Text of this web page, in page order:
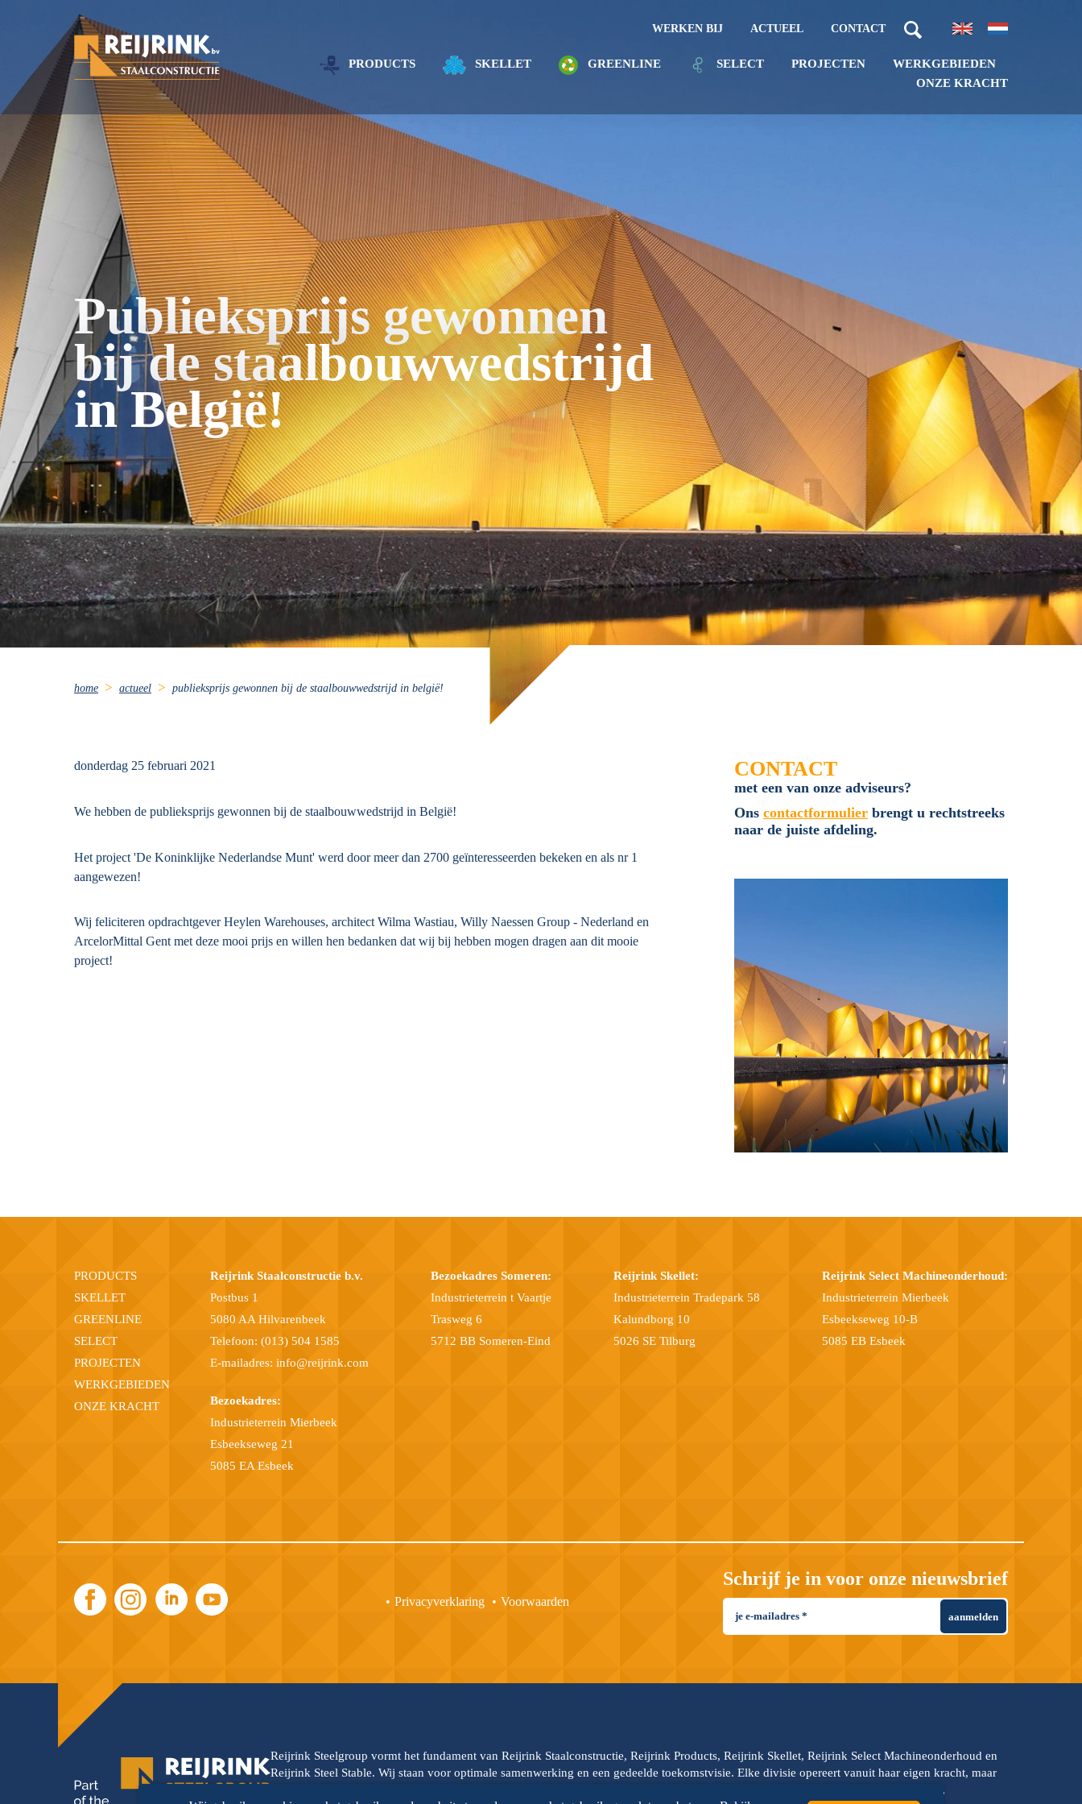
WERKEN BIJ ACTUEEL CONTACT
PRODUCTS SKELLET GREENLINE SELECT PROJECTEN
WERKGEBIEDEN
ONZE KRACHT
Publieksprijs gewonnen
bij de staalbouwwedstrijd
in België!
home actueel publieksprijs gewonnen bij de staalbouwwedstrijd in belgië!
donderdag 25 februari 2021
We hebben de publieksprijs gewonnen bij de staalbouwwedstrijd in België!
Het project 'De Koninklijke Nederlandse Munt' werd door meer dan 2700 geïnteresseerden bekeken en als nr 1
aangewezen!
Wij feliciteren opdrachtgever Heylen Warehouses, architect Wilma Wastiau, Willy Naessen Group - Nederland en
ArcelorMittal Gent met deze mooi prijs en willen hen bedanken dat wij bij hebben mogen dragen aan dit mooie
project!
CONTACT
met een van onze adviseurs?
Ons contactformulier brengt u rechtstreeks
naar de juiste afdeling.
PRODUCTS
SKELLET
GREENLINE
SELECT
PROJECTEN
WERKGEBIEDEN
ONZE KRACHT
Reijrink Staalconstructie b.v.
Postbus 1
5080 AA Hilvarenbeek
Telefoon: (013) 504 1585
E-mailadres: info@reijrink.com
Bezoekadres:
Industrieterrein Mierbeek
Esbeekseweg 21
5085 EA Esbeek
Bezoekadres Someren:
Industrieterrein t Vaartje
Trasweg 6
5712 BB Someren-Eind
Reijrink Skellet:
Industrieterrein Tradepark 58
Kalundborg 10
5026 SE Tilburg
Reijrink Select Machineonderhoud:
Industrieterrein Mierbeek
Esbeekseweg 10-B
5085 EB Esbeek
Privacyverklaring Voorwaarden
Schrijf je in voor onze nieuwsbrief
aanmelden
Reijrink Steelgroup vormt het fundament van Reijrink Staalconstructie, Reijrink Products, Reijrink Skellet, Reijrink Select Machineonderhoud en
Reijrink Steel Stable. Wij staan voor optimale samenwerking en een gedeelde toekomstvisie. Elke divisie opereert vanuit haar eigen kracht, maar
wordt versterkt door de onderlinge samenwerking. Reijrink Steelgroup en al haar divisies hanteren dezelfde kernwaarden: teamkracht,